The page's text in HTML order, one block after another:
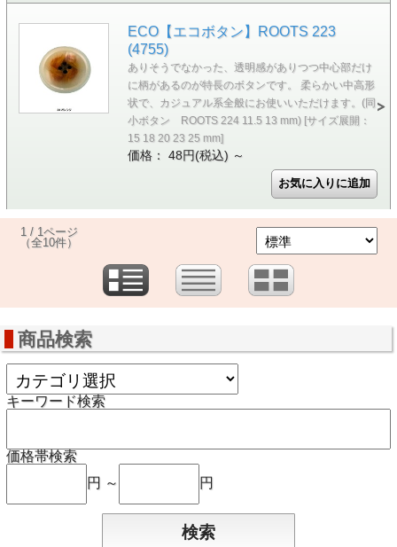
ECO【エコボタン】ROOTS 223
(4755)
ありそうでなかった、透明感がありつつ中心部だけ
に柄があるのが特長のボタンです。 柔らかい中高形
状で、カジュアル系全般にお使いいただけます。(同
小ボタン ROOTS 224 11.5 13 mm) [サイズ展開：
15 18 20 23 25 mm]
価格： 48円(税込) ～
1 / 1ページ
（全10件）
商品検索
キーワード検索
価格帯検索
円 ～
円